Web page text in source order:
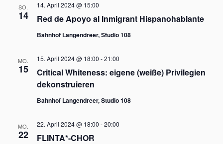
SO.
14 Red de Apoyo al Inmigrant Hispanohablante
14. April 2024 @ 15:00
Bahnhof Langendreer, Studio 108
MO.
15
Critical Whiteness: eigene (weiße) Privilegien
dekonstruieren
15. April 2024 @ 18:00 -21:00
Bahnhof Langendreer, Studio 108
MO.
22 FLINTA*-CHOR
22. April 2024 @ 18:00 -20:00